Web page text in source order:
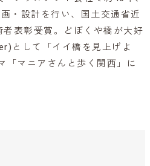
・設計を行い、国土交通省近
表彰受賞。どぼくや橋が大好
として「イイ橋を見上げよ
「マニアさんと歩く関⻄」に